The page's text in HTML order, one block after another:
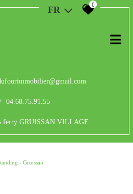
FR 0
04.68.75.91.55
ferry GRUISSAN VILLAGE
- Gruissan